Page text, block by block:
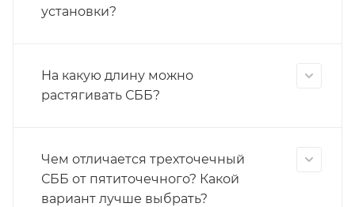
установки?
На какую длину можно
растягивать СББ?
Чем отличается трехточечный
СББ от пятиточечного? Какой
вариант лучше выбрать?